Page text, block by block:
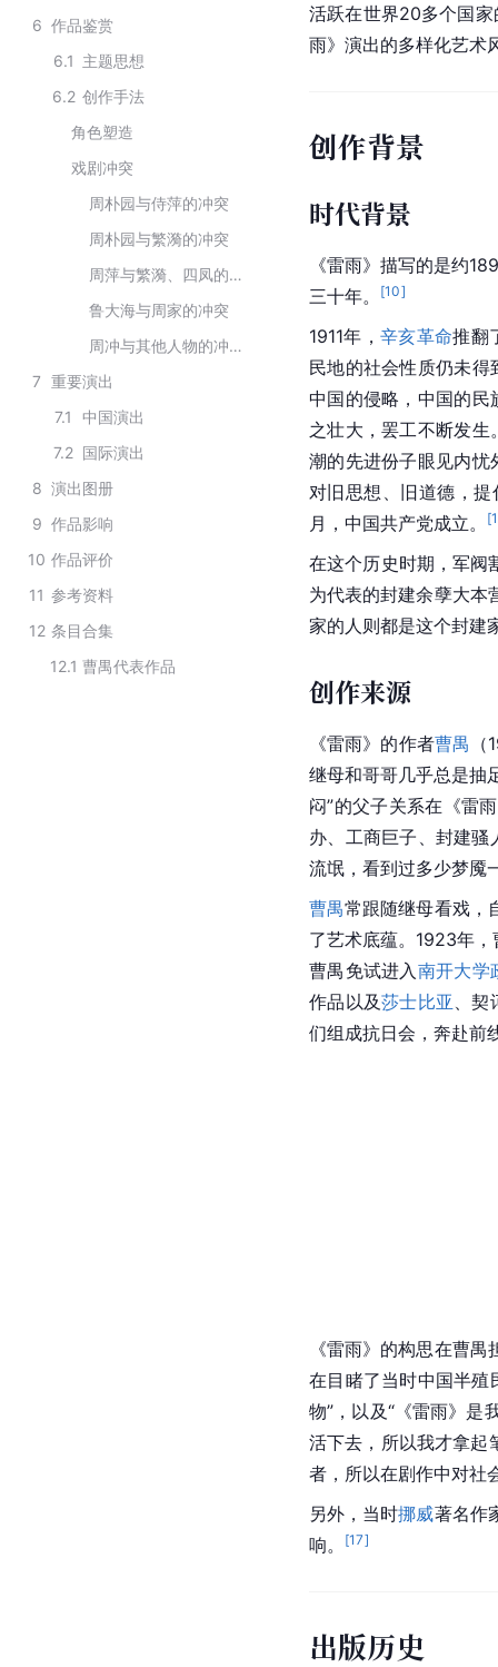
6 作品鉴赏
6.1 主题思想
6.2 创作手法
角色塑造
戏剧冲突
周朴园与侍萍的冲突
周朴园与繁漪的冲突
周萍与繁漪、四凤的爱情纠葛
鲁大海与周家的冲突
周冲与其他人物的冲突
7 重要演出
7.1
中国演出
7.2 国际演出
8 演出图册
9 作品影响
10 作品评价
11 参考资料
12 条目合集
12.1 曹禺代表作品
活跃在世界20多个国
雨》演出的多样化艺术
创作背景
时代背景
《雷雨》描写的是约
三十年。
[10]
1911年， 辛亥革命推翻
民地的社会性质仍未得
中国的侵略，中国的
之壮大，罢工不断发生
潮的先进份子眼见内忧
对旧思想、旧道德，
月， 中国共产党成立。 [
在这个历史时期，军阀
为代表的封建余孽大本
家的人则都是这个封建
创作来源
《雷雨》的作者曹禺
继母和哥哥几乎总是抽
闷”的父子关系在《雷
办 、工商巨子、封建
流氓，看到过多少梦魇
曹禺常跟随继母看戏，
了艺术底蕴。1923年，
曹禺 免试进入 南开大学
作品以及莎士比亚
、
们组成抗日会，奔赴前
《雷雨》的构思在曹禺
在目睹了当时中国半殖
物”，以及“《雷雨》是
活下去，所以我才拿起
者，所以在剧作中对社
另外，当时挪威著名作
响。
[17]
出版历史